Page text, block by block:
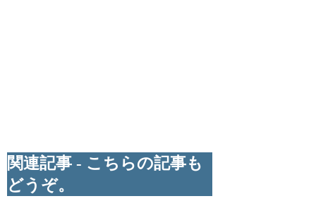
関連記事 - こちらの記事も
どうぞ。